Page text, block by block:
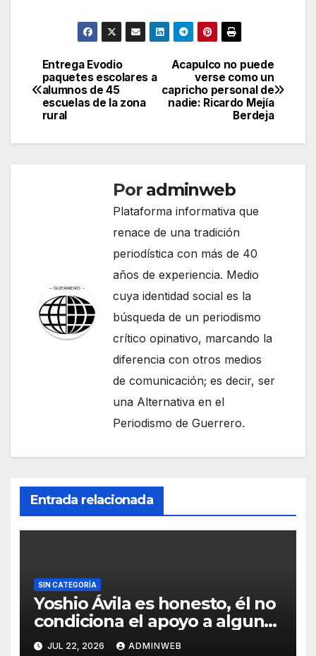
Navegación
de
Acapulco no puede
verse como un
capricho personal de
nadie: Ricardo Mejía
Berdeja
Entrega Evodio
paquetes escolares a
alumnos de 45
escuelas de la zona
rural
Por adminweb
Plataforma informativa que
renace de una tradición
periodística con más de 40
años de experiencia. Medio
cuya identidad social es la
búsqueda de un periodismo
crítico opinativo, marcando la
diferencia con otros medios
de comunicación; es decir, ser
una Alternativa en el
Periodismo de Guerrero.
Entrada relacionada
SIN CATEGORÍA
Yoshio Ávila es honesto, él no
condiciona el apoyo a alguna
figura política por una
JUL 22, 2026 ADMINWEB